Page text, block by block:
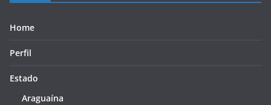
Home
Perfil
Estado
Araguaína